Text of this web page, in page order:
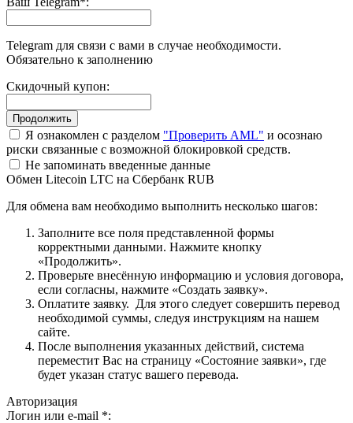
Telegram для связи с вами в случае необходимости.
Обязательно к заполнению
Скидочный купон:
Я ознакомлен с разделом "Проверить AML" и осознаю
риски связанные с возможной блокировкой средств.
Не запоминать введенные данные
Обмен Litecoin LTC на Сбербанк RUB
Для обмена вам необходимо выполнить несколько шагов:
Заполните все поля представленной формы
корректными данными. Нажмите кнопку
«Продолжить».
Проверьте внесённую информацию и условия договора,
если согласны, нажмите «Создать заявку».
Оплатите заявку. Для этого следует совершить перевод
необходимой суммы, следуя инструкциям на нашем
сайте.
После выполнения указанных действий, система
переместит Вас на страницу «Состояние заявки», где
будет указан статус вашего перевода.
Авторизация
Логин или e-mail *: